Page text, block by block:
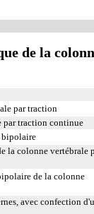
de la
par traction
par traction continue
bipolaire
la colonne vertébrale
de la colonne
avec confection